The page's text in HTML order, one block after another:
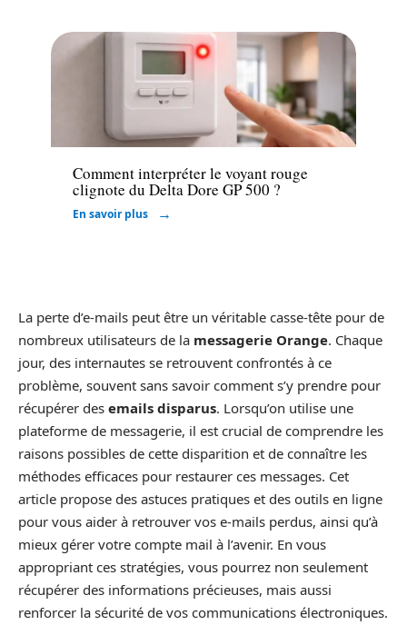
Sécurité
Comment interpréter le voyant rouge
clignote du Delta Dore GP 500 ?
En savoir plus
La perte d’e-mails peut être un véritable casse-tête pour de
nombreux utilisateurs de la messagerie Orange. Chaque
jour, des internautes se retrouvent confrontés à ce
problème, souvent sans savoir comment s’y prendre pour
récupérer des emails disparus. Lorsqu’on utilise une
plateforme de messagerie, il est crucial de comprendre les
raisons possibles de cette disparition et de connaître les
méthodes efficaces pour restaurer ces messages. Cet
article propose des astuces pratiques et des outils en ligne
pour vous aider à retrouver vos e-mails perdus, ainsi qu’à
mieux gérer votre compte mail à l’avenir. En vous
appropriant ces stratégies, vous pourrez non seulement
récupérer des informations précieuses, mais aussi
renforcer la sécurité de vos communications électroniques.